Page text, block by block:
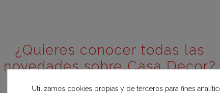
¿Quieres conocer todas las
novedades sobre Casa Decor?
Utilizamos cookies propias y de terceros para fines